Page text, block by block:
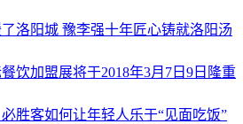
洛阳城 豫李强十年匠心铸就洛阳汤
饮加盟展将于2018年3月7日9日隆重
胜客如何让年轻人乐于“见面吃饭”